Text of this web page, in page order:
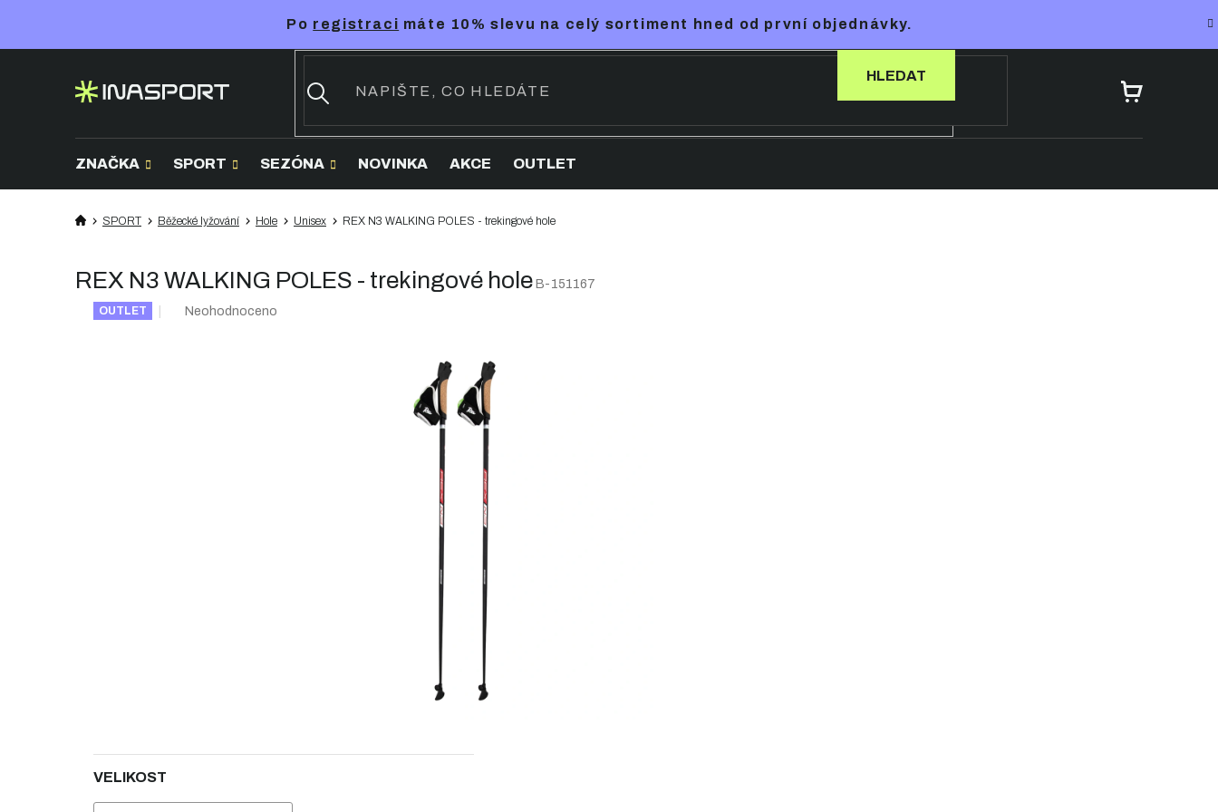
Po registraci máte 10% slevu na celý sortiment hned od první objednávky.
HLEDAT
NÁKUPNÍ
ZNAČKA SPORT SEZÓNA NOVINKA AKCE OUTLET
SPORT Běžecké lyžování Hole Unisex REX N3 WALKING POLES - trekingové hole
REX N3 WALKING POLES - trekingové hole B-151167
OUTLET
Průměrné
Neohodnoceno
VELIKOST